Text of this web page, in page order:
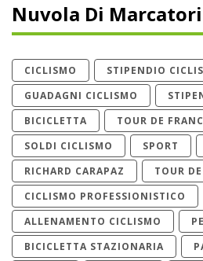
Nuvola Di Marcatori
CICLISMO
STIPENDIO
GUADAGNI CICLISMO
BICICLETTA
TOUR DE
SOLDI CICLISMO
SPORT
RICHARD CARAPAZ
TOUR
CICLISMO PROFESSIONISTICO
ALLENAMENTO CICLISMO
BICICLETTA STAZIONARIA